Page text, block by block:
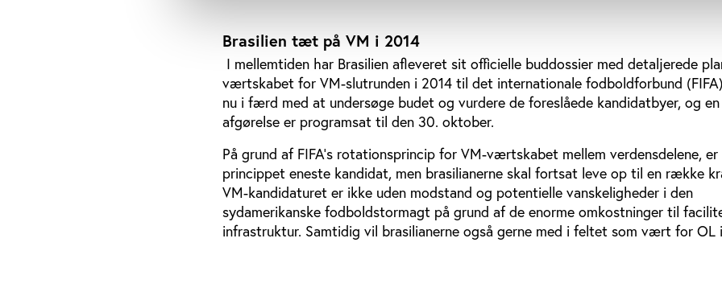
Brasilien tæt på VM i 2014
I mellemtiden har Brasilien afleveret sit officielle buddossier med detaljerede
værtskabet for VM-slutrunden i 2014 til det internationale fodboldforbund
nu i færd med at undersøge budet og vurdere de foreslåede kandidatbyer, og
afgørelse er programsat til den 30. oktober.
På grund af FIFA’s rotationsprincip for VM-værtskabet mellem verdensdelene, er
princippet eneste kandidat, men brasilianerne skal fortsat leve op til en række
VM-kandidaturet er ikke uden modstand og potentielle vanskeligheder i den
sydamerikanske fodboldstormagt på grund af de enorme omkostninger til
infrastruktur. Samtidig vil brasilianerne også gerne med i feltet som vært for OL